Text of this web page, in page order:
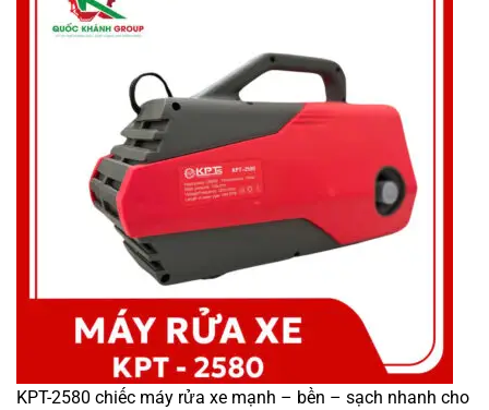
KPT-2580 chiếc máy rửa xe mạnh – bền – sạch nhanh cho